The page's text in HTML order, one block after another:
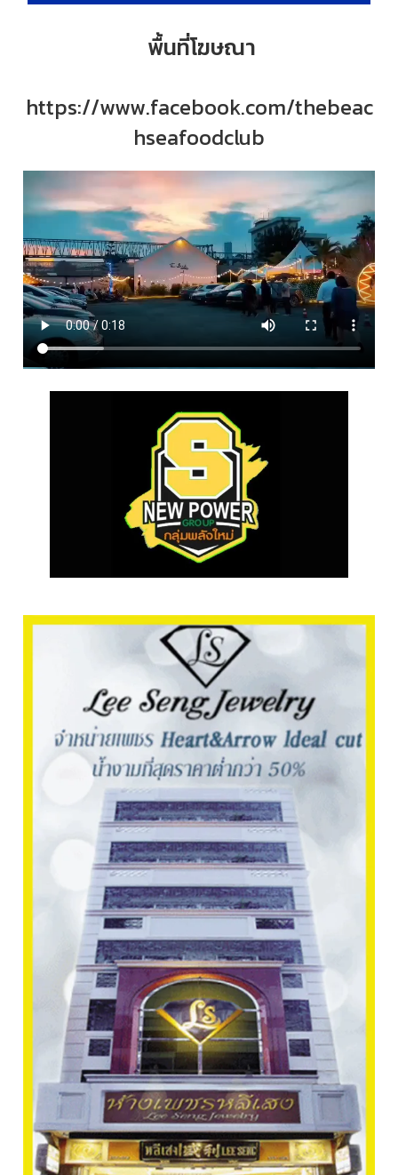
พื้นที่โฆษณา
https://www.facebook.com/thebeac
hseafoodclub